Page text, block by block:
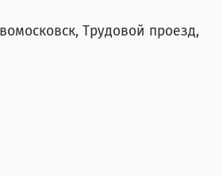
Трудовой проезд,